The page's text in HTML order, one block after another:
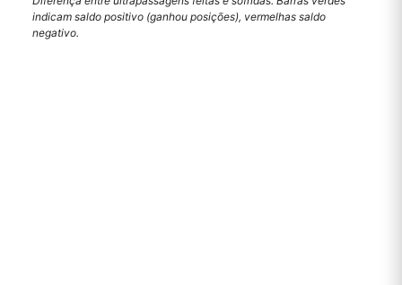
indicam saldo positivo (ganhou posições), vermelhas saldo
negativo.